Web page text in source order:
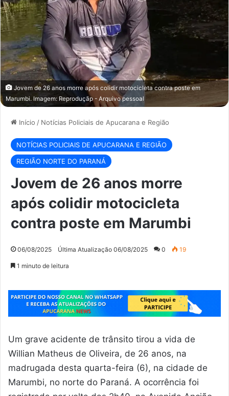
Jovem de 26 anos morre após colidir motocicleta contra poste em
Marumbi. Imagem: Reproduçãp - Arquivo pessoal
Início / Notícias Policiais de Apucarana e Região
NOTÍCIAS POLICIAIS DE APUCARANA E REGIÃO
REGIÃO NORTE DO PARANÁ
Jovem de 26 anos morre
após colidir motocicleta
contra poste em Marumbi
06/08/2025 Última Atualização 06/08/2025 0 19
1 minuto de leitura
Um grave acidente de trânsito tirou a vida de
Willian Matheus de Oliveira, de 26 anos, na
madrugada desta quarta-feira (6), na cidade de
Marumbi, no norte do Paraná. A ocorrência foi